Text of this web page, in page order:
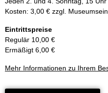
Kosten: 3,00 € zzgl.
Eintrittspreise
Regulär 10,00 €
Ermäßigt 6,00 €
Mehr Informationen zu Ihrem